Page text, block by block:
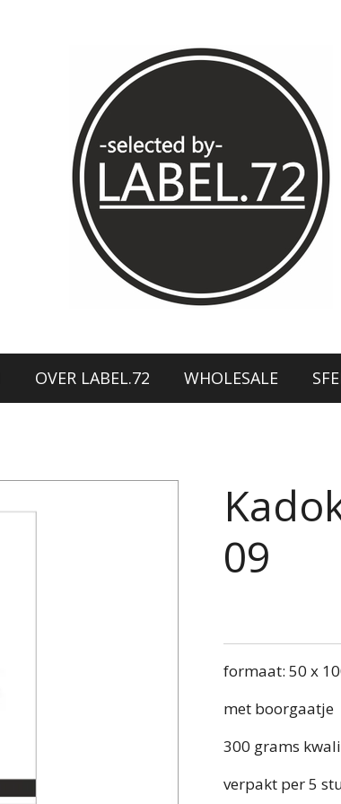
OVER LABEL.72 WHOLESALE
09
formaat: 50 x
met boorgaatje
300 grams
verpakt per 5